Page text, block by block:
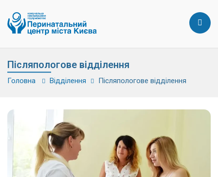
Післяпологове відділення
Головна Відділення Післяпологове відділення